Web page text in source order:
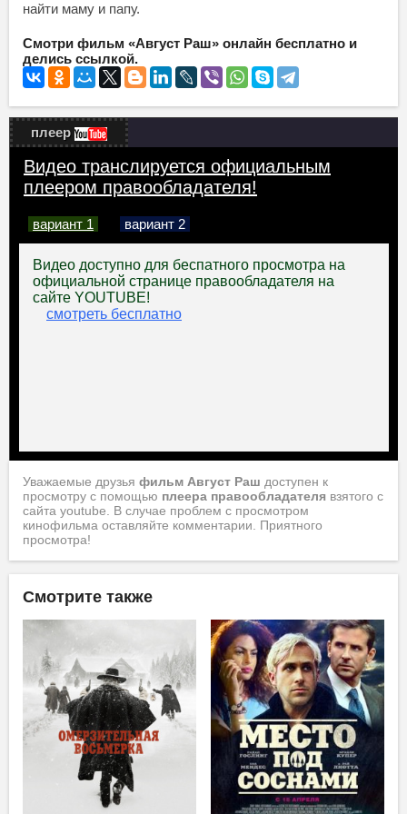
найти маму и папу.
Смотри фильм «Август Раш» онлайн бесплатно и
делись ссылкой.
плеер
Видео транслируется официальным
плеером правообладателя!
вариант 1 вариант 2
Уважаемые друзья фильм Август Раш доступен к
просмотру с помощью плеера правообладателя взятого с
сайта youtube. В случае проблем с просмотром
кинофильма оставляйте комментарии. Приятного
просмотра!
Смотрите также